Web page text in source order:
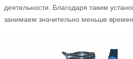
деятельности. Благодаря таким
занимаем значительно меньше